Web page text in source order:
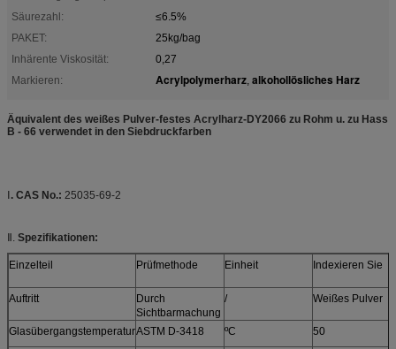
Säurezahl:
≤6.5%
PAKET:
25kg/bag
Inhärente Viskosität:
0,27
Markieren:
Acrylpolymerharz, alkohollösliches Harz
Äquivalent des weißes Pulver-festes Acrylharz-DY2066 zu Rohm u. zu Hass
B - 66 verwendet in den Siebdruckfarben
Ⅰ. CAS No.: 25035-69-2
Ⅱ. Spezifikationen:
Einzelteil Prüfmethode Einheit Indexieren Sie
Auftritt
Durch
Sichtbarmachung
/ Weißes Pulver
GlasübergangstemperaturASTM D-3418 ºC 50